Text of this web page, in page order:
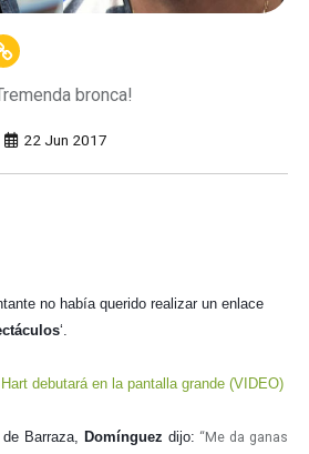
bronca!
22 Jun 2017
no había querido realizar un enlace
‘.
debutará en la pantalla grande (VIDEO)
Barraza, Domínguez dijo: “Me da ganas